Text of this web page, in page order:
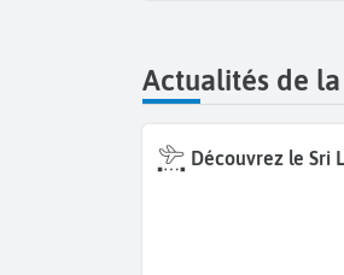
Actualités de
Découvrez le Sri